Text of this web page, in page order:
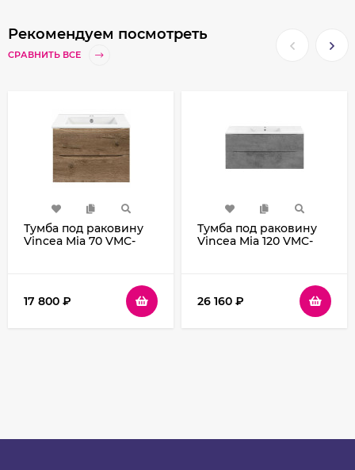
Рекомендуем посмотреть
СРАВНИТЬ ВСЕ
Тумба под раковину
Vincea Mia 70 VMC-
17 800 ₽
Тумба под раковину
Vincea Mia 120 VMC-
26 160 ₽